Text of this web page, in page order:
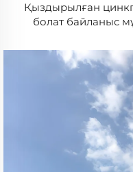
Қыздырылған
болат байланыс
мұнарасы